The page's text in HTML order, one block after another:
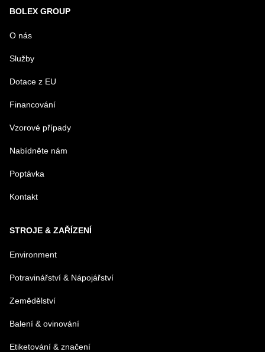
URL
PRODUKT
MENO
E-MAIL
TELEFÓN
BOLEX GROUP
O nás
Služby
Dotace z EU
Financování
Vzorové případy
Nabídněte nám
Poptávka
Kontakt
STROJE & ZAŘÍZENÍ
Environment
Potravinářství & Nápojářství
Zemědělství
Balení & ovinování
Etiketování & značení